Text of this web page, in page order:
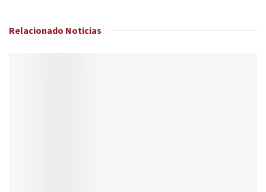
Relacionado Noticias